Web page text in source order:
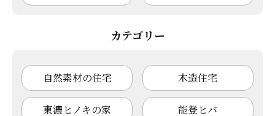
カテゴリー
自然素材の住宅 木造住宅
東濃ヒノキの家 能登ヒバ